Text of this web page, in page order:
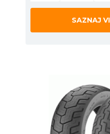
SAZNAJ